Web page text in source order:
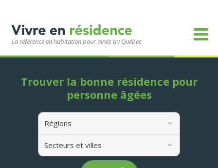
La référence en habitation pour ainés au Québec
Régions
Secteurs et villes
Trouver la bonne résidence pour
personne âgées